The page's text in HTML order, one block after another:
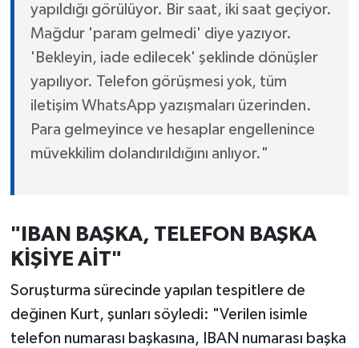
yapıldığı görülüyor. Bir saat, iki saat geçiyor.
Mağdur 'param gelmedi' diye yazıyor.
'Bekleyin, iade edilecek' şeklinde dönüşler
yapılıyor. Telefon görüşmesi yok, tüm
iletişim WhatsApp yazışmaları üzerinden.
Para gelmeyince ve hesaplar engellenince
müvekkilim dolandırıldığını anlıyor."
"IBAN BAŞKA, TELEFON BAŞKA
KİŞİYE AİT"
Soruşturma sürecinde yapılan tespitlere de
değinen Kurt, şunları söyledi: "Verilen isimle
telefon numarası başkasına, IBAN numarası başka